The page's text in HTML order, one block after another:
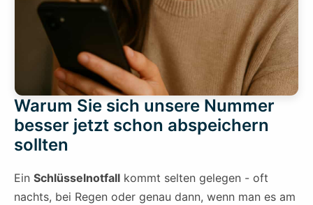
Warum Sie sich unsere Nummer
besser jetzt schon abspeichern
sollten
Ein Schlüsselnotfall kommt selten gelegen - oft
nachts, bei Regen oder genau dann, wenn man es am